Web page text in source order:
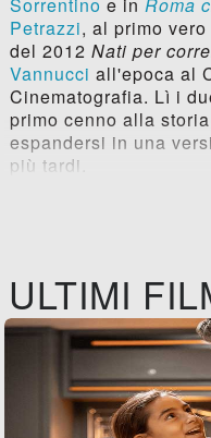
Sorrentino e in Roma
Petrazzi, al primo
del 2012 Nati per
Vannucci all'epoca al
Cinematografia. Lì i
primo cenno alla
espandersi in una
più tardi.
ULTIMI